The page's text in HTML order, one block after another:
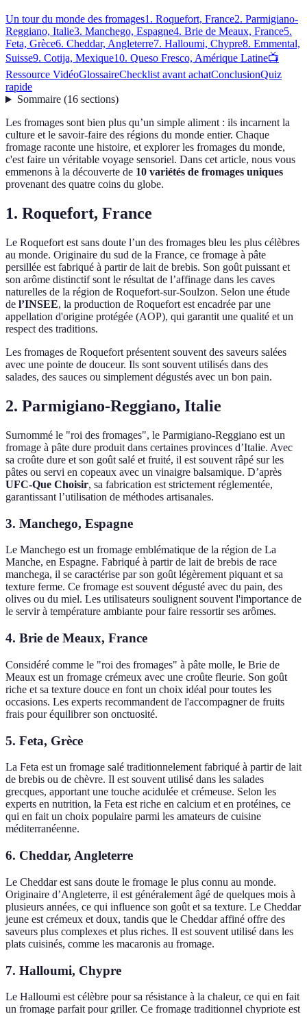
Un tour du monde des fromages1. Roquefort, France2. Parmigiano-
Reggiano, Italie3. Manchego, Espagne4. Brie de Meaux, France5.
Feta, Grèce6. Cheddar, Angleterre7. Halloumi, Chypre8. Emmental,
Suisse9. Cotija, Mexique10. Queso Fresco, Amérique Latine📺
Ressource VidéoGlossaireChecklist avant achatConclusionQuiz
rapide
Sommaire(16 sections)
Les fromages sont bien plus qu’un simple aliment : ils incarnent la
culture et le savoir-faire des régions du monde entier. Chaque
fromage raconte une histoire, et explorer les fromages du monde,
c'est faire un véritable voyage sensoriel. Dans cet article, nous vous
emmenons à la découverte de 10 variétés de fromages uniques
provenant des quatre coins du globe.
1. Roquefort, France
Le Roquefort est sans doute l’un des fromages bleu les plus célèbres
au monde. Originaire du sud de la France, ce fromage à pâte
persillée est fabriqué à partir de lait de brebis. Son goût puissant et
son arôme distinctif sont le résultat de l’affinage dans les caves
naturelles de la région de Roquefort-sur-Soulzon. Selon une étude
de l’INSEE, la production de Roquefort est encadrée par une
appellation d'origine protégée (AOP), qui garantit une qualité et un
respect des traditions.
Les fromages de Roquefort présentent souvent des saveurs salées
avec une pointe de douceur. Ils sont souvent utilisés dans des
salades, des sauces ou simplement dégustés avec un bon pain.
2. Parmigiano-Reggiano, Italie
Surnommé le "roi des fromages", le Parmigiano-Reggiano est un
fromage à pâte dure produit dans certaines provinces d’Italie. Avec
sa croûte dure et son goût salé et fruité, il est souvent râpé sur les
pâtes ou servi en copeaux avec un vinaigre balsamique. D’après
UFC-Que Choisir, sa fabrication est strictement réglementée,
garantissant l’utilisation de méthodes artisanales.
3. Manchego, Espagne
Le Manchego est un fromage emblématique de la région de La
Manche, en Espagne. Fabriqué à partir de lait de brebis de race
manchega, il se caractérise par son goût légèrement piquant et sa
texture ferme. Ce fromage est souvent dégusté avec du pain, des
olives ou du miel. Les utilisateurs soulignent souvent l'importance de
le servir à température ambiante pour faire ressortir ses arômes.
4. Brie de Meaux, France
Considéré comme le "roi des fromages" à pâte molle, le Brie de
Meaux est un fromage crémeux avec une croûte fleurie. Son goût
riche et sa texture douce en font un choix idéal pour toutes les
occasions. Les experts recommandent de l'accompagner de fruits
frais pour équilibrer son onctuosité.
5. Feta, Grèce
La Feta est un fromage salé traditionnelement fabriqué à partir de lait
de brebis ou de chèvre. Il est souvent utilisé dans les salades
grecques, apportant une touche acidulée et crémeuse. Selon les
experts en nutrition, la Feta est riche en calcium et en protéines, ce
qui en fait un choix populaire parmi les amateurs de cuisine
méditerranéenne.
6. Cheddar, Angleterre
Le Cheddar est sans doute le fromage le plus connu au monde.
Originaire d’Angleterre, il est généralement âgé de quelques mois à
plusieurs années, ce qui influence son goût et sa texture. Le Cheddar
jeune est crémeux et doux, tandis que le Cheddar affiné offre des
saveurs plus complexes et plus riches. Il est souvent utilisé dans les
plats cuisinés, comme les macaronis au fromage.
7. Halloumi, Chypre
Le Halloumi est célèbre pour sa résistance à la chaleur, ce qui en fait
un fromage parfait pour griller. Ce fromage traditionnel chypriote est